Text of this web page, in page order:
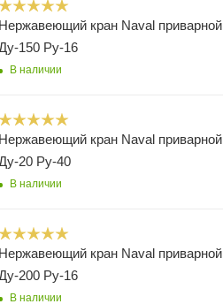
Нержавеющий кран Naval приварной
150 Ру-16
В наличии
Нержавеющий кран Naval приварной
20 Ру-40
В наличии
Нержавеющий кран Naval приварной
200 Ру-16
В наличии